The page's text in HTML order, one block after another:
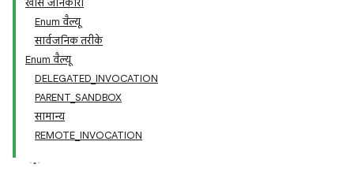
खास जानकारी
Enum वैल्यू
सार्वजनिक तरीके
Enum वैल्यू
DELEGATED_INVOCATION
PARENT_SANDBOX
सामान्य
REMOTE_INVOCATION